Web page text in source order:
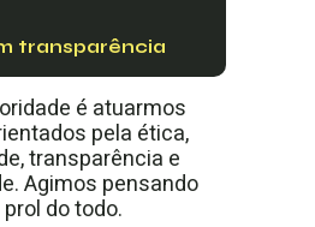
transparência
é atuarmos
pela ética,
transparência e
Agimos pensando
do todo.